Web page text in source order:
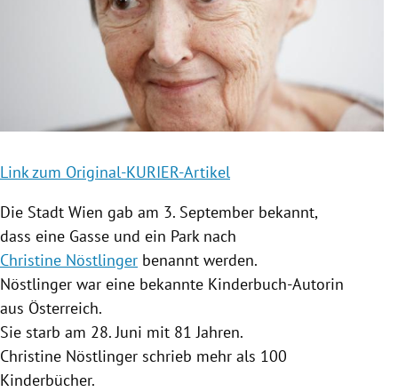
Untermenü
Link zum Original-KURIER-Artikel
Die Stadt Wien gab am 3. September bekannt,
dass eine Gasse und ein Park nach
Christine Nöstlinger benannt werden.
Nöstlinger war eine bekannte Kinderbuch-Autorin
aus Österreich.
Sie starb am 28. Juni mit 81 Jahren.
Christine Nöstlinger schrieb mehr als 100
Kinderbücher.